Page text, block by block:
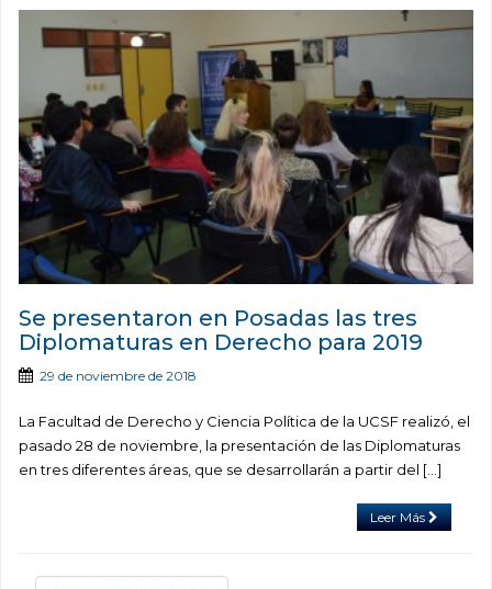
Se presentaron en Posadas las tres
Diplomaturas en Derecho para 2019
29 de noviembre de 2018
La Facultad de Derecho y Ciencia Política de la UCSF realizó, el
pasado 28 de noviembre, la presentación de las Diplomaturas
en tres diferentes áreas, que se desarrollarán a partir del […]
Leer Más